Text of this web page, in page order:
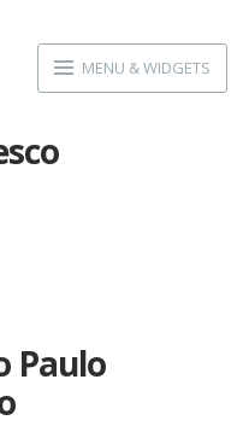
MENU & WIDGETS
Paulo